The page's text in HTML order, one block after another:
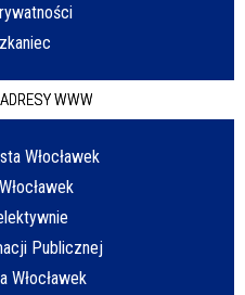
WWW
Włocławek
Publicznej
Włocławek